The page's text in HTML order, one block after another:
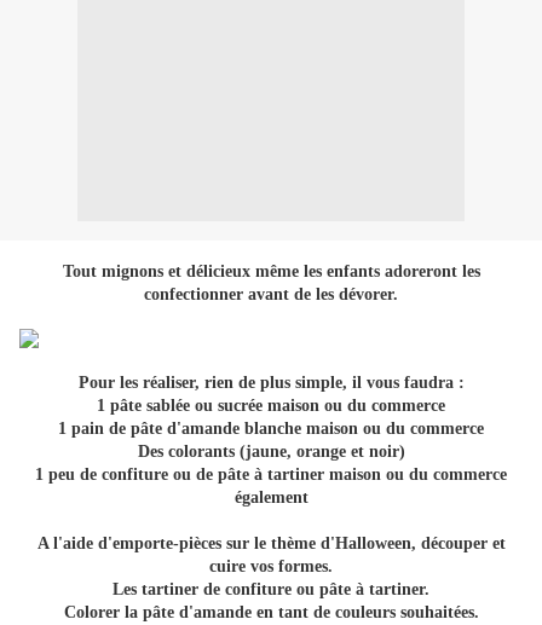
Tout mignons et délicieux même les enfants adoreront les
confectionner avant de les dévorer.
Pour les réaliser, rien de plus simple, il vous faudra :
1 pâte sablée ou sucrée maison ou du commerce
1 pain de pâte d'amande blanche maison ou du commerce
Des colorants (jaune, orange et noir)
1 peu de confiture ou de pâte à tartiner maison ou du commerce
également
A l'aide d'emporte-pièces sur le thème d'Halloween, découper et
cuire vos formes.
Les tartiner de confiture ou pâte à tartiner.
Colorer la pâte d'amande en tant de couleurs souhaitées.